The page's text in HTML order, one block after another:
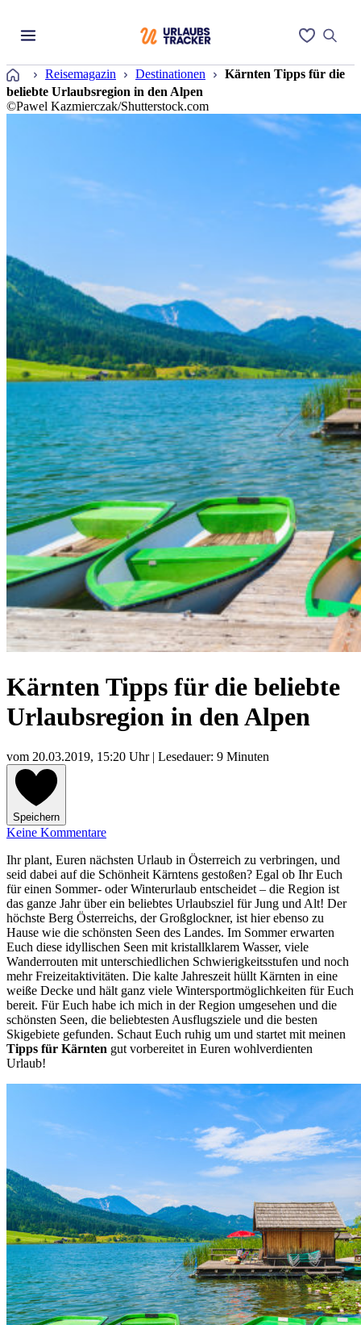
Startseite
Reisemagazin Destinationen
Kärnten Tipps für die
beliebte Urlaubsregion in den Alpen
©Pawel Kazmierczak/Shutterstock.com
Kärnten Tipps für die beliebte
Urlaubsregion in den Alpen
vom 20.03.2019, 15:20 Uhr| Lesedauer: 9 Minuten
Speichern
Keine Kommentare
Ihr plant, Euren nächsten Urlaub in Österreich zu verbringen, und
seid dabei auf die Schönheit Kärntens gestoßen? Egal ob Ihr Euch
für einen Sommer- oder Winterurlaub entscheidet – die Region ist
das ganze Jahr über ein beliebtes Urlaubsziel für Jung und Alt! Der
höchste Berg Österreichs, der Großglockner, ist hier ebenso zu
Hause wie die schönsten Seen des Landes. Im Sommer erwarten
Euch diese idyllischen Seen mit kristallklarem Wasser, viele
Wanderrouten mit unterschiedlichen Schwierigkeitsstufen und noch
mehr Freizeitaktivitäten. Die kalte Jahreszeit hüllt Kärnten in eine
weiße Decke und hält ganz viele Wintersportmöglichkeiten für Euch
bereit. Für Euch habe ich mich in der Region umgesehen und die
schönsten Seen, die beliebtesten Ausflugsziele und die besten
Skigebiete gefunden. Schaut Euch ruhig um und startet mit meinen
Tipps für Kärnten gut vorbereitet in Euren wohlverdienten
Urlaub!